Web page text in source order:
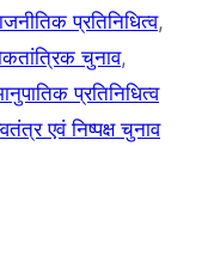
प्रतिनिधित्व,
चुनाव,
प्रतिनिधित्व
एवं निष्पक्ष चुनाव